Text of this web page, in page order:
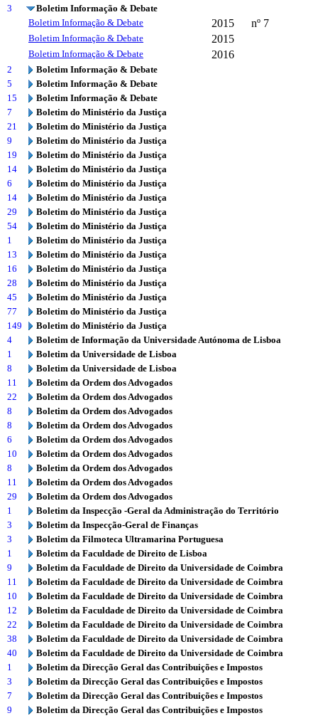
3
Boletim Informação & Debate
Boletim Informação & Debate
2015 nº 7
Boletim Informação & Debate 2015
Boletim Informação & Debate 2016
2
Boletim Informação & Debate
5
Boletim Informação & Debate
15
Boletim Informação & Debate
7
Boletim do Ministério da Justiça
21
Boletim do Ministério da Justiça
9
Boletim do Ministério da Justiça
19
Boletim do Ministério da Justiça
14
Boletim do Ministério da Justiça
6
Boletim do Ministério da Justiça
14
Boletim do Ministério da Justiça
29
Boletim do Ministério da Justiça
54
Boletim do Ministério da Justiça
1
Boletim do Ministério da Justiça
13
Boletim do Ministério da Justiça
16
Boletim do Ministério da Justiça
28
Boletim do Ministério da Justiça
45
Boletim do Ministério da Justiça
77
Boletim do Ministério da Justiça
149
Boletim do Ministério da Justiça
4
Boletim de Informação da Universidade Autónoma de Lisboa
1
Boletim da Universidade de Lisboa
8
Boletim da Universidade de Lisboa
11
Boletim da Ordem dos Advogados
22
Boletim da Ordem dos Advogados
8
Boletim da Ordem dos Advogados
8
Boletim da Ordem dos Advogados
6
Boletim da Ordem dos Advogados
10
Boletim da Ordem dos Advogados
8
Boletim da Ordem dos Advogados
11
Boletim da Ordem dos Advogados
29
Boletim da Ordem dos Advogados
1
Boletim da Inspecção -Geral da Administração do Território
3
Boletim da Inspecção-Geral de Finanças
3
Boletim da Filmoteca Ultramarina Portuguesa
1
Boletim da Faculdade de Direito de Lisboa
9
Boletim da Faculdade de Direito da Universidade de Coimbra
11
Boletim da Faculdade de Direito da Universidade de Coimbra
10
Boletim da Faculdade de Direito da Universidade de Coimbra
12
Boletim da Faculdade de Direito da Universidade de Coimbra
22
Boletim da Faculdade de Direito da Universidade de Coimbra
38
Boletim da Faculdade de Direito da Universidade de Coimbra
40
Boletim da Faculdade de Direito da Universidade de Coimbra
1
Boletim da Direcção Geral das Contribuições e Impostos
3
Boletim da Direcção Geral das Contribuições e Impostos
7
Boletim da Direcção Geral das Contribuições e Impostos
9
Boletim da Direcção Geral das Contribuições e Impostos